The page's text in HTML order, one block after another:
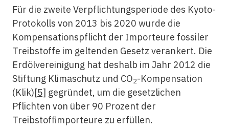
Für die zweite Verpflichtungsperiode des Kyoto-
Protokolls von 2013 bis 2020 wurde die
Kompensationspflicht der Importeure fossiler
Treibstoffe im geltenden Gesetz verankert. Die
Erdölvereinigung hat deshalb im Jahr 2012 die
Stiftung Klimaschutz und CO2-Kompensation
(Klik)[5] gegründet, um die gesetzlichen
Pflichten von über 90 Prozent der
Treibstoffimporteure zu erfüllen.